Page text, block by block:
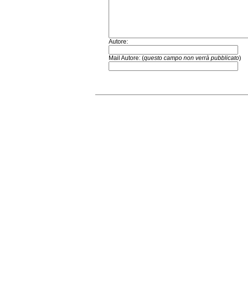
Autore:
Mail Autore: (questo campo non verrà pubblicato)